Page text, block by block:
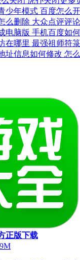
少年模式 百度怎么
么删除 大众点评评
电脑版 手机百度如
在哪里 最强祖师符
址信息如何修改 怎
正版下载